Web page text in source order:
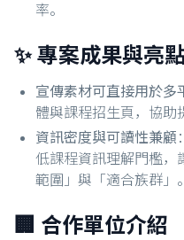
率。
✨ 專案成果與亮
宣傳素材可直接用於多
體與課程招生頁，協助
資訊密度與可讀性兼顧
低課程資訊理解門檻，
範圍」與「適合族群」。
🏢 合作單位介紹